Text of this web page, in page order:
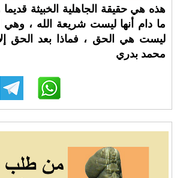
هذه هي حقيقة الجاهلية الخبيثة
ما دام أنها ليست شريعة الله ، وهي
ليست هي الحق ، فماذا بعد الحق
محمد بدري